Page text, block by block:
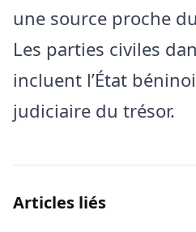
une source proche
Les parties civiles
incluent l’État
judiciaire du trésor.
Articles liés